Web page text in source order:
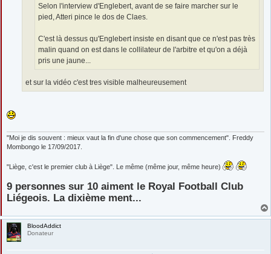
Selon l'interview d'Englebert, avant de se faire marcher sur le
pied, Atteri pince le dos de Claes.
C'est là dessus qu'Englebert insiste en disant que ce n'est pas très
malin quand on est dans le collilateur de l'arbitre et qu'on a déjà
pris une jaune...
et sur la vidéo c'est tres visible malheureusement
"Moi je dis souvent : mieux vaut la fin d'une chose que son commencement". Freddy
Mombongo le 17/09/2017.
"Liège, c'est le premier club à Liège". Le même (même jour, même heure)
9 personnes sur 10 aiment le Royal Football Club
Liégeois. La dixième ment...
BloodAddict
Donateur